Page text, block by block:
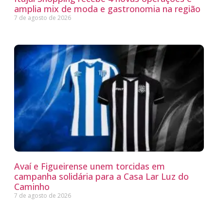
amplia mix de moda e gastronomia na região
7 de agosto de 2026
Avaí e Figueirense unem torcidas em
campanha solidária para a Casa Lar Luz do
Caminho
7 de agosto de 2026